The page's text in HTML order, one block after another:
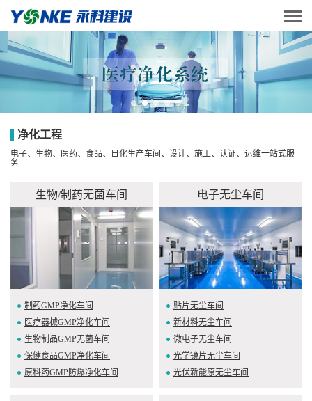
净化工程
电子、生物、医药、食品、日化生产车间、设计、施工、认证、运维一站式服
务
生物/制药无菌车间
制药GMP净化车间
医疗器械GMP净化车间
生物制品GMP无菌车间
保健食品GMP净化车间
原料药GMP防爆净化车间
电子无尘车间
贴片无尘车间
新材料无尘车间
微电子无尘车间
光学镜片无尘车间
光伏新能原无尘车间